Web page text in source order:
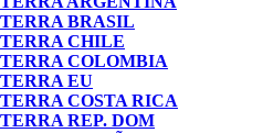
TERRA BRASIL
TERRA CHILE
TERRA COLOMBIA
TERRA EU
TERRA COSTA RICA
TERRA REP. DOM